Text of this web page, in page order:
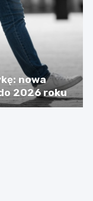
nowa
2026 roku